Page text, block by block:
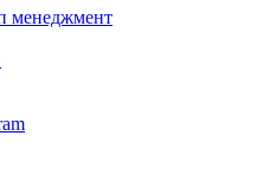
менеджмент